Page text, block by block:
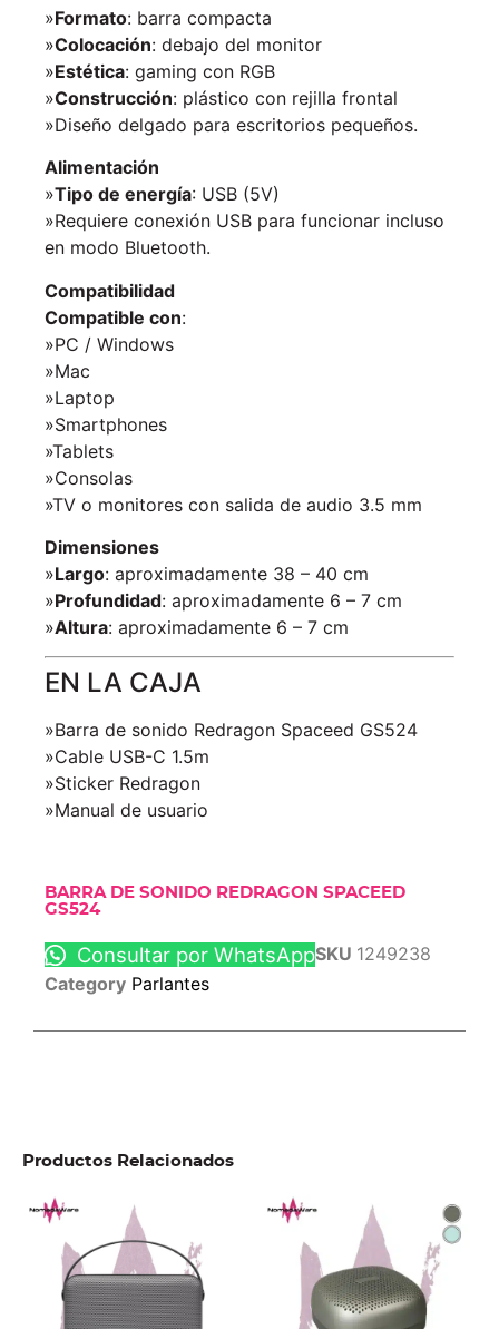
»Formato: barra compacta
»Colocación: debajo del monitor
»Estética: gaming con RGB
»Construcción: plástico con rejilla frontal
»Diseño delgado para escritorios pequeños.
Alimentación
»Tipo de energía: USB (5V)
»Requiere conexión USB para funcionar incluso
en modo Bluetooth.
Compatibilidad
Compatible con:
»PC / Windows
»Mac
»Laptop
»Smartphones
»Tablets
»Consolas
»TV o monitores con salida de audio 3.5 mm
Dimensiones
»Largo: aproximadamente 38 – 40 cm
»Profundidad: aproximadamente 6 – 7 cm
»Altura: aproximadamente 6 – 7 cm
EN LA CAJA
»Barra de sonido Redragon Spaceed GS524
»Cable USB-C 1.5m
»Sticker Redragon
»Manual de usuario
BARRA DE SONIDO REDRAGON SPACEED
GS524
Consultar por WhatsAppSKU 1249238
Category Parlantes
Productos Relacionados